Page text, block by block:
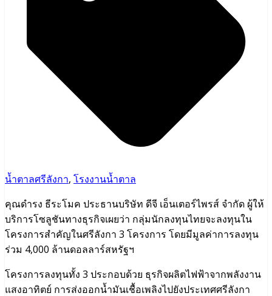
น้ำตาลศรีลังกา, โรงงานน้ำตาล
คุณดำรง ธีระโมค ประธานบริษัท ดีจี เอ็นเตอร์ไพรส์ จำกัด ผู้ให้
บริการโซลูชันทางธุรกิจเผยว่า กลุ่มนักลงทุนไทยจะลงทุนใน
โครงการสำคัญในศรีลังกา 3 โครงการ โดยมีมูลค่าการลงทุน
ร่วม 4,000 ล้านดอลลาร์สหรัฐฯ
โครงการลงทุนทั้ง 3 ประกอบด้วย ธุรกิจผลิตไฟฟ้าจากพลังงาน
แสงอาทิตย์ การส่งออกน้ำมันเชื้อเพลิงไปยังประเทศศรีลังกา